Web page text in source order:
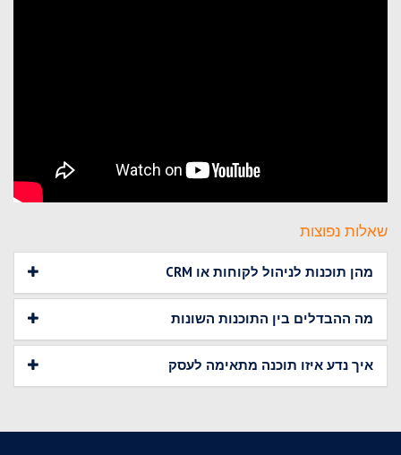
שאלות נפוצות
מהן תוכנות לניהול לקוחות או CRM
מה ההבדלים בין התוכנות השונות
איך נדע איזו תוכנה מתאימה לעסק